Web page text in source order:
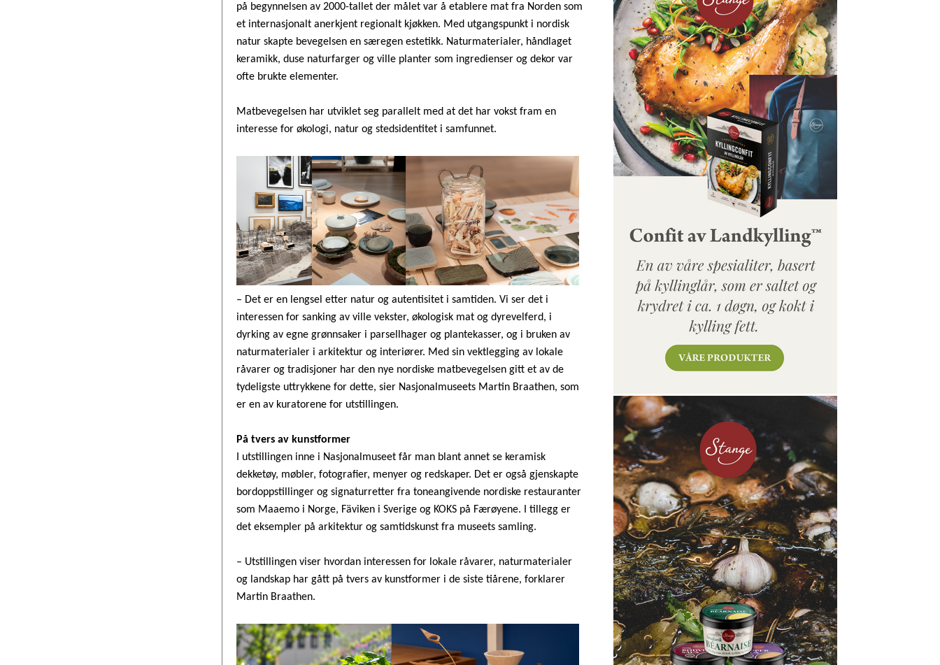
på begynnelsen av 2000-tallet der målet var å etablere mat fra Norden som
et internasjonalt anerkjent regionalt kjøkken. Med utgangspunkt i nordisk
natur skapte bevegelsen en særegen estetikk. Naturmaterialer, håndlaget
keramikk, duse naturfarger og ville planter som ingredienser og dekor var
ofte brukte elementer.
Matbevegelsen har utviklet seg parallelt med at det har vokst fram en
interesse for økologi, natur og stedsidentitet i samfunnet.
– Det er en lengsel etter natur og autentisitet i samtiden. Vi ser det i
interessen for sanking av ville vekster, økologisk mat og dyrevelferd, i
dyrking av egne grønnsaker i parsellhager og plantekasser, og i bruken av
naturmaterialer i arkitektur og interiører. Med sin vektlegging av lokale
råvarer og tradisjoner har den nye nordiske matbevegelsen gitt et av de
tydeligste uttrykkene for dette, sier Nasjonalmuseets Martin Braathen, som
er en av kuratorene for utstillingen.
På tvers av kunstformer
I utstillingen inne i Nasjonalmuseet får man blant annet se keramisk
dekketøy, møbler, fotografier, menyer og redskaper. Det er også gjenskapte
bordoppstillinger og signaturretter fra toneangivende nordiske restauranter
som Maaemo i Norge, Fäviken i Sverige og KOKS på Færøyene. I tillegg er
det eksempler på arkitektur og samtidskunst fra museets samling.
– Utstillingen viser hvordan interessen for lokale råvarer, naturmaterialer
og landskap har gått på tvers av kunstformer i de siste tiårene, forklarer
Martin Braathen.